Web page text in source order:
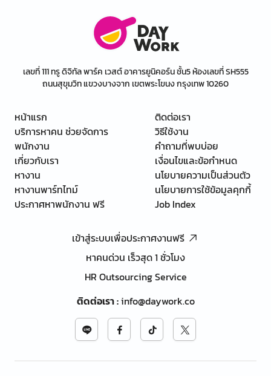
เลขที่ 111 ทรู ดิจิทัล พาร์ค เวสต์ อาคารยูนิคอร์น ชั้น5 ห้องเลขที่ SH555
ถนนสุขุมวิท แขวงบางจาก เขตพระโขนง กรุงเทพ 10260
หน้าแรก
บริการหาคน ช่วยจัดการ
พนักงาน
เกี่ยวกับเรา
หางาน
หางานพาร์ทไทม์
ประกาศหาพนักงาน ฟรี
ติดต่อเรา
วิธีใช้งาน
คำถามที่พบบ่อย
เงื่อนไขและข้อกำหนด
นโยบายความเป็นส่วนตัว
นโยบายการใช้ข้อมูลคุกกี้
Job Index
เข้าสู่ระบบเพื่อประกาศงานฟรี
หาคนด่วน เร็วสุด 1 ชั่วโมง
HR Outsourcing Service
ติดต่อเรา:info@daywork.co